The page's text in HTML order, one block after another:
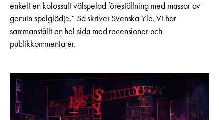
enkelt en kolossalt välspelad föreställning med massor av
genuin spelglädje.” Så skriver Svenska Yle. Vi har
sammanställt en hel sida med recensioner och
publikkommentarer.